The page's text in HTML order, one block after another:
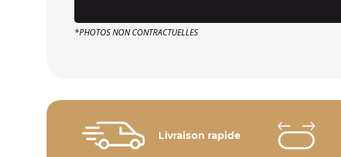
*PHOTOS NON CONTRACTUELLES
Livraison rapide